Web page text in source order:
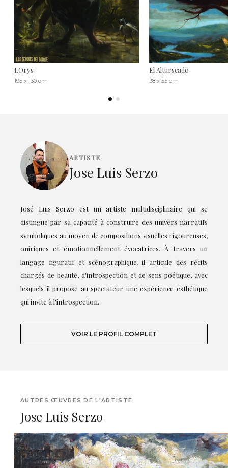
LOrys
195 x 130 cm
El Alturscado
38 x 55 cm
ARTISTE
Jose Luis Serzo
José Luis Serzo est un artiste multidisciplinaire qui se
distingue par sa capacité à construire des univers narratifs
symboliques au moyen de compositions visuelles rigoureuses,
oniriques et émotionnellement évocatrices. À travers un
langage figuratif et scénographique, il articule des récits
chargés de beauté, d'introspection et de sens poétique, avec
lesquels il propose au spectateur une expérience esthétique
qui invite à l'introspection.
VOIR LE PROFIL COMPLET
AUTRES ŒUVRES DE L'ARTISTE
Jose Luis Serzo